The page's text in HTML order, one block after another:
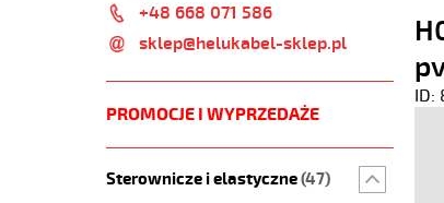
+48 668 071 586
sklep@helukabel-sklep.pl
PROMOCJE I WYPRZEDAŻE
Sterownicze i elastyczne(47)
ID: